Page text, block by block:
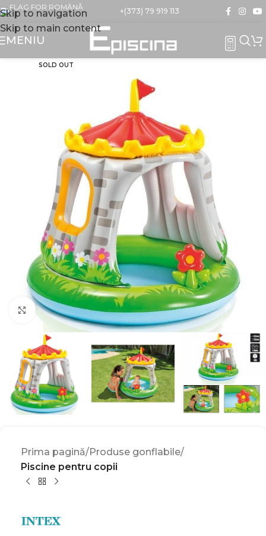
Skip to navigation
Skip to main content
+(373) 79 919 113
MENIU
SOLD OUT
Click to enlarge
Prima pagină Produse gonflabile
Piscine pentru copii